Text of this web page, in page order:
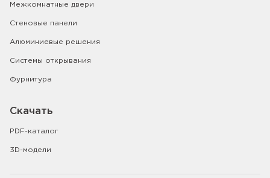
Межкомнатные двери
Стеновые панели
Алюминиевые решения
Системы открывания
Фурнитура
Скачать
PDF-каталог
3D-модели